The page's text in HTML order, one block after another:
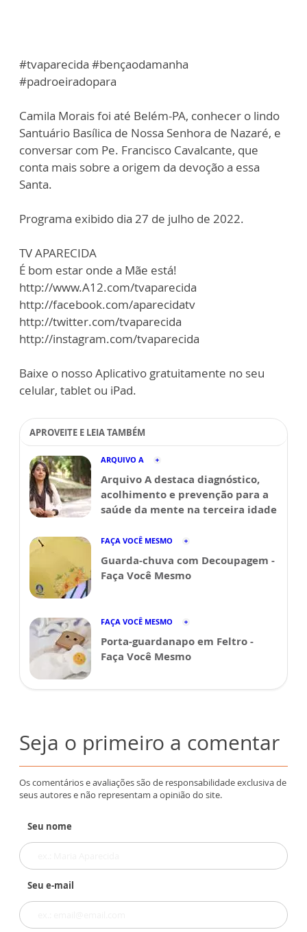
#tvaparecida #bençaodamanha
#padroeiradopara
Camila Morais foi até Belém-PA, conhecer o lindo
Santuário Basílica de Nossa Senhora de Nazaré, e
conversar com Pe. Francisco Cavalcante, que
conta mais sobre a origem da devoção a essa
Santa.
Programa exibido dia 27 de julho de 2022.
TV APARECIDA
É bom estar onde a Mãe está!
http://www.A12.com/tvaparecida
http://facebook.com/aparecidatv
http://twitter.com/tvaparecida
http://instagram.com/tvaparecida
Baixe o nosso Aplicativo gratuitamente no seu
celular, tablet ou iPad.
APROVEITE E LEIA TAMBÉM
ARQUIVO A
Arquivo A destaca diagnóstico,
acolhimento e prevenção para a
saúde da mente na terceira idade
FAÇA VOCÊ MESMO
Guarda-chuva com Decoupagem -
Faça Você Mesmo
FAÇA VOCÊ MESMO
Porta-guardanapo em Feltro -
Faça Você Mesmo
Seja o primeiro a comentar
Os comentários e avaliações são de responsabilidade exclusiva de
seus autores e não representam a opinião do site.
Seu nome
Seu e-mail